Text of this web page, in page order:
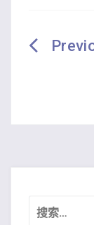
文
索：